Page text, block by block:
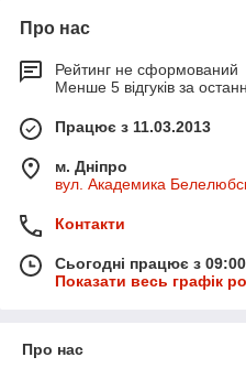
ламався.
Про нас
Рейтинг не сформований
Менше 5 відгуків за
Працює з 11.03.2013
м. Дніпро
вул. Академика
Контакти
Сьогодні працює з
Показати весь графік
Про нас